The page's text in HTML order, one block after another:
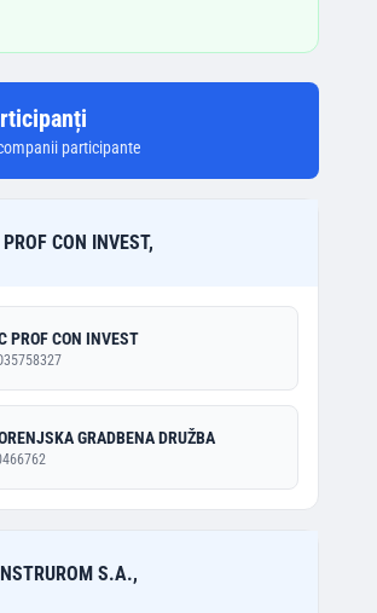
participante
CON INVEST,
PROF CON INVEST
GRADBENA DRUŽBA
S.A.,